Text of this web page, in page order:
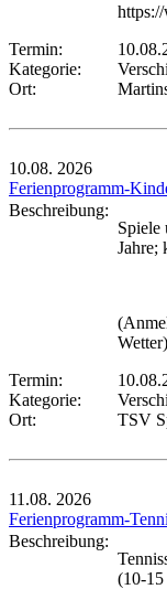
Termin:
Kategorie:
Ort:
10.08. 2026
Ferienprogramm-
Beschreibung:
Spiele
Jahre;
Wetter)
Termin:
Kategorie:
Ort:
TSV
11.08. 2026
Ferienprogramm-
Beschreibung:
(10-15